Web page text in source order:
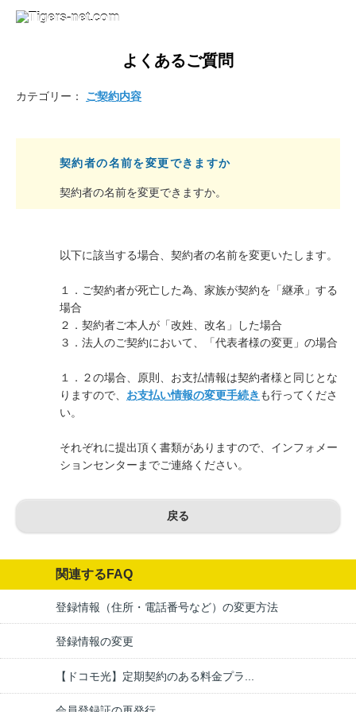
よくあるご質問
契約者の名前を変更できますか
契約者の名前を変更できますか。
カテゴリー： ご契約内容
以下に該当する場合、契約者の名前を変更いたします。
１．ご契約者が死亡した為、家族が契約を「継承」する
場合
２．契約者ご本人が「改姓、改名」した場合
３．法人のご契約において、「代表者様の変更」の場合
１．２の場合、原則、お支払情報は契約者様と同じとな
りますので、 お支払い情報の変更手続き も行ってくださ
い。
それぞれに提出頂く書類がありますので、インフォメー
ションセンターまでご連絡ください。
戻る
関連するFAQ
登録情報（住所・電話番号など）の変更方法
登録情報の変更
【ドコモ光】定期契約のある料金プラ...